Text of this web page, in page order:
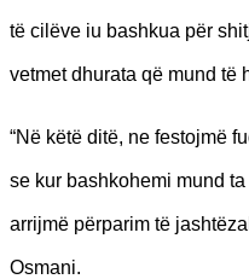
të cilëve iu bashkua për
vetmet dhurata që mund të
“Në këtë ditë, ne festojmë
se kur bashkohemi mund
arrijmë përparim të
Osmani.